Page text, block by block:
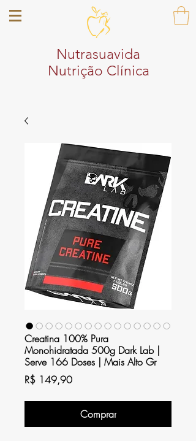
Nutrasuavida
Nutrição Clínica
Creatina 100% Pura
Monohidratada 500g Dark Lab |
Serve 166 Doses | Mais Alto Gr
R$ 149,90Preço
Comprar